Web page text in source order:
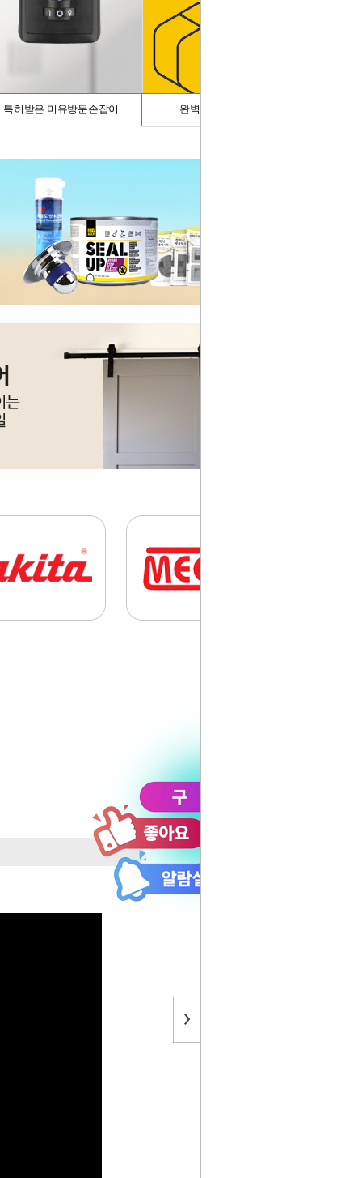
특허받은 미유방문손잡이 완벽차단/싱크가드